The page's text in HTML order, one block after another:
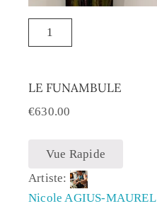
LE FUNAMBULE
€630.00
Vue Rapide
Artiste:
Nicole AGIUS-MAUREL